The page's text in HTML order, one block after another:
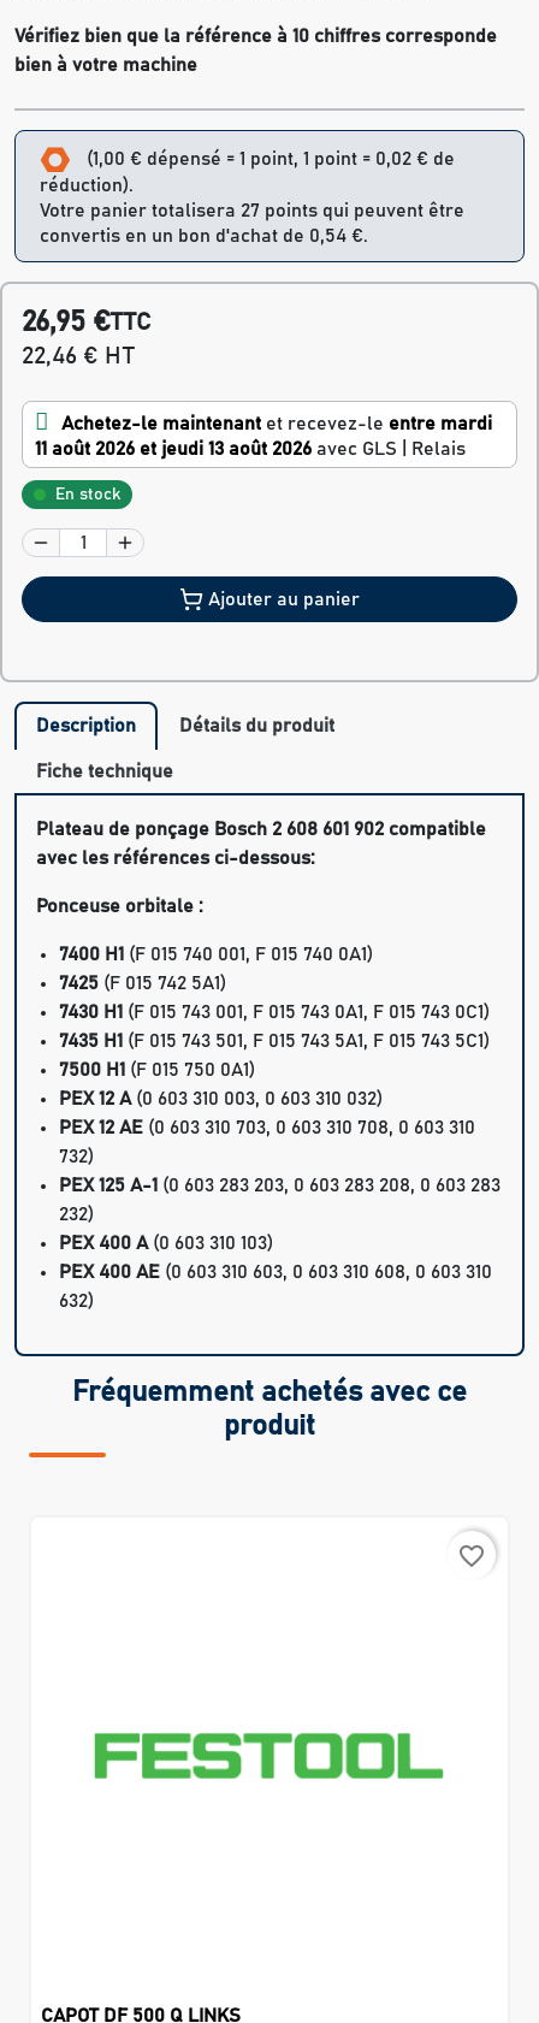
Vérifiez bien que la référence à 10 chiffres corresponde
bien à votre machine
(1,00 € dépensé = 1 point, 1 point = 0,02 € de
réduction).
Votre panier totalisera 27 points qui peuvent être
convertis en un bon d'achat de 0,54 €.
26,95 €TTC
22,46 € HT
Achetez-le maintenant et recevez-le entre mardi
11 août 2026 et jeudi 13 août 2026 avec GLS | Relais
En stock
Ajouter au panier
Description Détails du produit
Fiche technique
Plateau de ponçage Bosch 2 608 601 902 compatible
avec les références ci-dessous:
Ponceuse orbitale :
7400 H1 (F 015 740 001, F 015 740 0A1)
7425 (F 015 742 5A1)
7430 H1 (F 015 743 001, F 015 743 0A1, F 015 743 0C1)
7435 H1 (F 015 743 501, F 015 743 5A1, F 015 743 5C1)
7500 H1 (F 015 750 0A1)
PEX 12 A(0 603 310 003, 0 603 310 032)
PEX 12 AE (0 603 310 703, 0 603 310 708, 0 603 310
732)
PEX 125 A-1 (0 603 283 203, 0 603 283 208, 0 603 283
232)
PEX 400 A(0 603 310 103)
PEX 400 AE (0 603 310 603, 0 603 310 608, 0 603 310
632)
Fréquemment achetés avec ce
produit
favorite_border
CAPOT DF 500 Q LINKS